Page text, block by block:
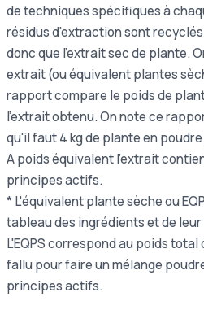
de techniques spécifiques à
résidus d'extraction sont
donc que l'extrait sec de plante.
extrait (ou équivalent plantes
rapport compare le poids de
l'extrait obtenu. On note ce
qu'il faut 4 kg de plante en
A poids équivalent l'extrait
principes actifs.
* L'équivalent plante sèche ou
tableau des ingrédients et de
L'EQPS correspond au poids
fallu pour faire un mélange
principes actifs.